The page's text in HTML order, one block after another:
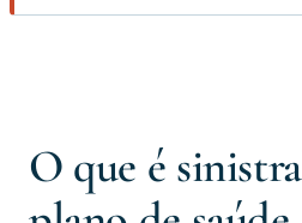
O que é